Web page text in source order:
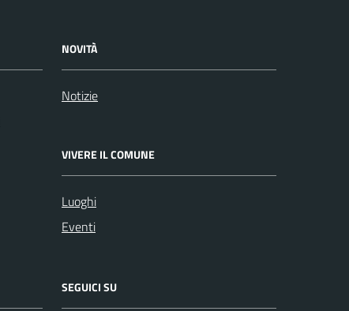
NOVITÀ
Notizie
VIVERE IL COMUNE
Luoghi
Eventi
SEGUICI SU